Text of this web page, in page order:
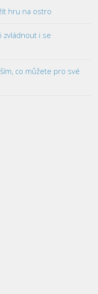
hru na ostro
zvládnout i se
co můžete pro své